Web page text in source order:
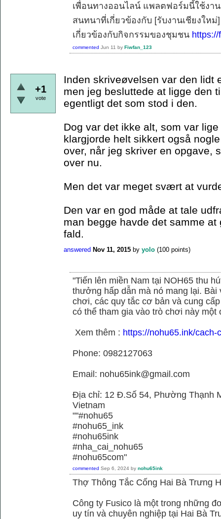
เพื่อนทางออนไลน์ แพลตฟอร์มนี้ใช้งา
สนทนาที่เกี่ยวข้องกับ [รับงานเชียงให
เกี่ยวข้องกับกิจกรรมของชุมชน https://
commented Jun 11 by Fiwfan_123
+1
vote
Inden skriveøvelsen var den lidt
men jeg besluttede at ligge den
egentligt det som stod i den.
Dog var det ikke alt, som var
klargjorde helt sikkert også
over, når jeg skriver en opgave,
over nu.
Men det var meget svært at
Den var en god måde at tale
man begge havde det samme
fald.
answered Nov 11, 2015 by yolo (100 points)
"Tiến lên miền Nam tại NOH65 thu
thưởng hấp dẫn mà nó mang lại. Bài
chơi, các quy tắc cơ bản và cung
có thể tham gia vào trò chơi này một
Xem thêm : https://nohu65.ink/
Phone: 0982127063
Email: nohu65ink@gmail.com
Địa chỉ: 12 Đ.Số 54, Phường Thạnh
Vietnam
""#nohu65
#nohu65_ink
#nohu65ink
#nha_cai_nohu65
#nohu65com"
commented Sep 6, 2024 by nohu65ink
Thợ Thông Tắc Cống Hai Bà Trưng
Công ty Fusico là một trong những
uy tín và chuyên nghiệp tại Hai Bà